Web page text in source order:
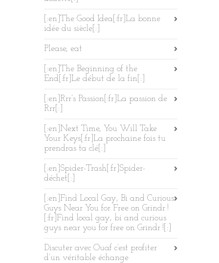
[:en]The Good Idea[:fr]La bonne
idée du siècle[:]
Please, eat
[:en]The Beginning of the
End[:fr]Le début de la fin[:]
[:en]Rrr’s Passion[:fr]La passion de
Rrr[:]
[:en]Next Time, You Will Take
Your Keys[:fr]La prochaine fois tu
prendras ta clé[:]
[:en]Spider-Trash[:fr]Spider-
déchet[:]
[:en]Find Local Gay, Bi and Curious
Guys Near You for Free on Grindr !
[:fr]Find local gay, bi and curious
guys near you for free on Grindr ![:]
Discuter avec Ouaf c’est profiter
d’un véritable échange